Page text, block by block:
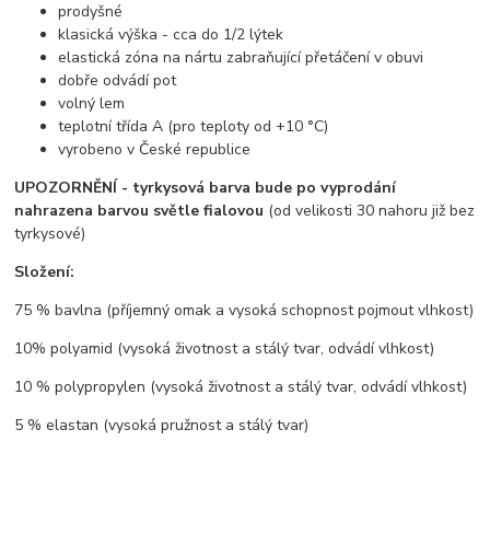
prodyšné
klasická výška - cca do 1/2 lýtek
elastická zóna na nártu zabraňující přetáčení v obuvi
dobře odvádí pot
volný lem
teplotní třída A (pro teploty od +10 °C)
vyrobeno v České republice
UPOZORNĚNÍ - tyrkysová barva bude po vyprodání
nahrazena barvou světle fialovou (od velikosti 30 nahoru již bez
tyrkysové)
Složení:
75 % bavlna (příjemný omak a vysoká schopnost pojmout vlhkost)
10% polyamid (vysoká životnost a stálý tvar, odvádí vlhkost)
10 % polypropylen (vysoká životnost a stálý tvar, odvádí vlhkost)
5 % elastan (vysoká pružnost a stálý tvar)